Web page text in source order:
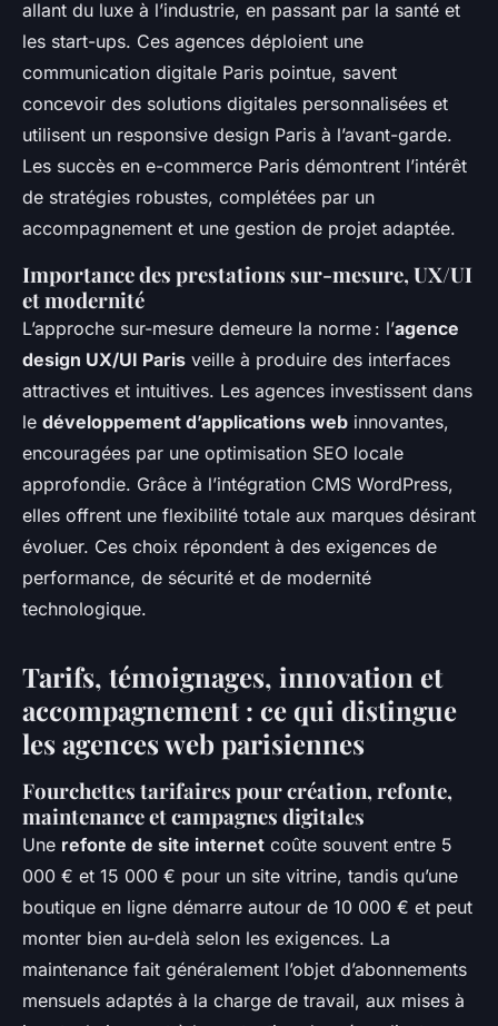
allant du luxe à l’industrie, en passant par la santé et
les start-ups. Ces agences déploient une
communication digitale Paris pointue, savent
concevoir des solutions digitales personnalisées et
utilisent un responsive design Paris à l’avant-garde.
Les succès en e-commerce Paris démontrent l’intérêt
de stratégies robustes, complétées par un
accompagnement et une gestion de projet adaptée.
Importance des prestations sur-mesure, UX/UI
et modernité
L’approche sur-mesure demeure la norme : l’agence
design UX/UI Paris veille à produire des interfaces
attractives et intuitives. Les agences investissent dans
le développement d’applications web innovantes,
encouragées par une optimisation SEO locale
approfondie. Grâce à l’intégration CMS WordPress,
elles offrent une flexibilité totale aux marques désirant
évoluer. Ces choix répondent à des exigences de
performance, de sécurité et de modernité
technologique.
Tarifs, témoignages, innovation et
accompagnement : ce qui distingue
les agences web parisiennes
Fourchettes tarifaires pour création, refonte,
maintenance et campagnes digitales
Une refonte de site internet coûte souvent entre 5
000 € et 15 000 € pour un site vitrine, tandis qu’une
boutique en ligne démarre autour de 10 000 € et peut
monter bien au-delà selon les exigences. La
maintenance fait généralement l’objet d’abonnements
mensuels adaptés à la charge de travail, aux mises à